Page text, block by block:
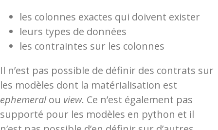
les colonnes exactes qui doivent exister
leurs types de données
les contraintes sur les colonnes
Il n’est pas possible de définir des contrats sur
les modèles dont la matérialisation est
ephemeralou view. Ce n’est également pas
supporté pour les modèles en python et il